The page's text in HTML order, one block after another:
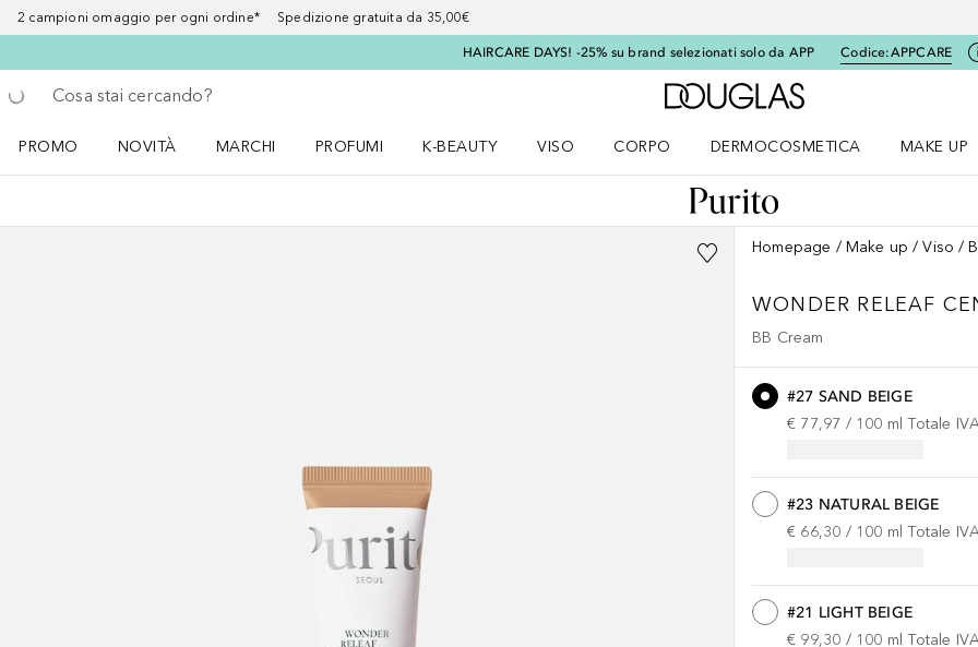
2 campioni omaggio per ogni ordine* Spedizione gratuita da 35,00€
HAIRCARE DAYS! -25% su brand selezionati solo da APP Codice:APPCARE
Torna indietro
Esegui ricerca
A Douglas Home
PROMO
NOVITÀ
MARCHI
PROFUMI
K-BEAUTY
VISO
CORPO
DERMOCOSMETICA
MAKE UP
Homepage Make up Viso
WONDER RELEAF
BB Cream
#27 SAND BEIGE
€ 77,97 / 100 ml Totale
#23 NATURAL BEIGE
€ 66,30 / 100 ml Totale
#21 LIGHT BEIGE
€ 99,30 / 100 ml Totale